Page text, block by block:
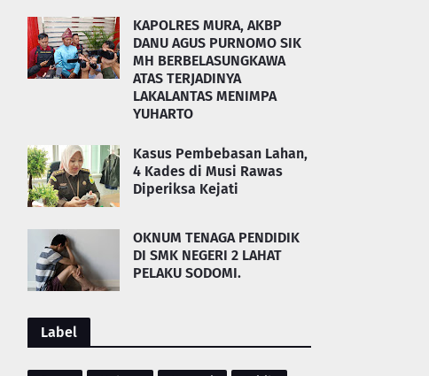
KAPOLRES MURA, AKBP
DANU AGUS PURNOMO SIK
MH BERBELASUNGKAWA
ATAS TERJADINYA
LAKALANTAS MENIMPA
YUHARTO
Kasus Pembebasan Lahan,
4 Kades di Musi Rawas
Diperiksa Kejati
OKNUM TENAGA PENDIDIK
DI SMK NEGERI 2 LAHAT
PELAKU SODOMI.
Label